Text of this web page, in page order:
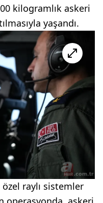
kilogramlık askeri
yaşandı.
raylı sistemler